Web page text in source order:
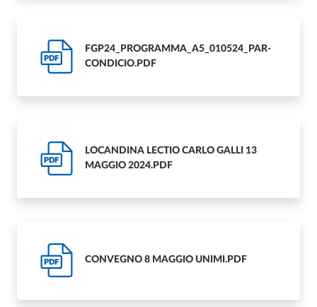
PDF
FGP24_PROGRAMMA_A5_010524_PAR-
CONDICIO.PDF
PDF
LOCANDINA LECTIO CARLO GALLI 13
MAGGIO 2024.PDF
PDF CONVEGNO 8 MAGGIO UNIMI.PDF